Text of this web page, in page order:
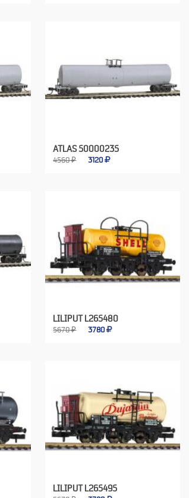
ATLAS 50000235
4560 ₽ 3120
LILIPUT L265480
5670 ₽ 3780
LILIPUT L265495